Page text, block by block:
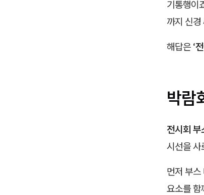
기통행이
까지 신경
해답은 ‘
박람
전시회 부
시선을 사
먼저 부
요소를 함